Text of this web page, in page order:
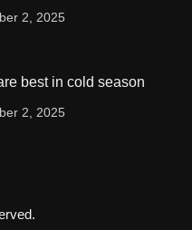
2, 2025
best in cold season
2, 2025